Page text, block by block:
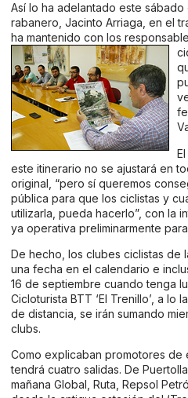
Así lo ha adelantado este
rabanero, Jacinto Arriaga, en el
ha mantenido con los
este itinerario no se ajustará en
original, “pero sí queremos
pública para que los ciclistas y
utilizarla, pueda hacerlo”, con la
ya operativa preliminarmente
De hecho, los clubes ciclistas de
una fecha en el calendario e
16 de septiembre cuando tenga
Cicloturista BTT ‘El Trenillo’, a lo
de distancia, se irán sumando
clubs.
Como explicaban promotores de
tendrá cuatro salidas. De
mañana Global, Ruta, Repsol